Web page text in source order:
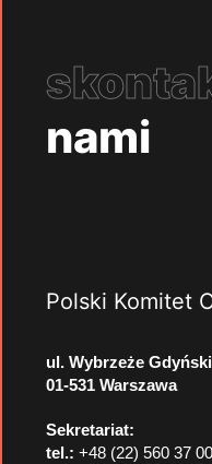
nami
Polski Komitet
ul. Wybrzeże
01-531 Warszawa
Sekretariat:
tel.: +48 (22) 560 37 00